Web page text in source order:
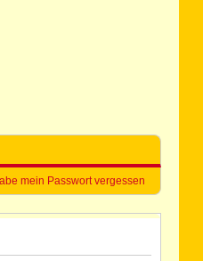
mein Passwort vergessen